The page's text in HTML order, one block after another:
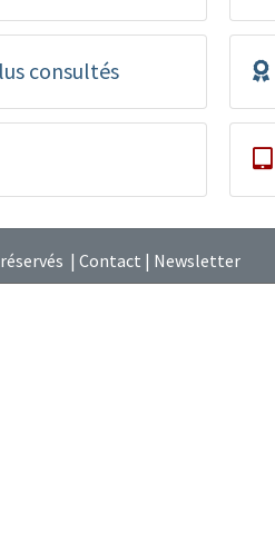
consultés
| Contact | Newsletter